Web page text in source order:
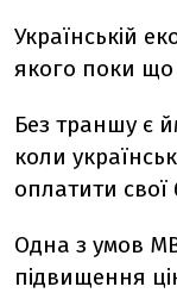
Українській
якого поки що
Без траншу є
коли
оплатити свої
Одна з умов
підвищення